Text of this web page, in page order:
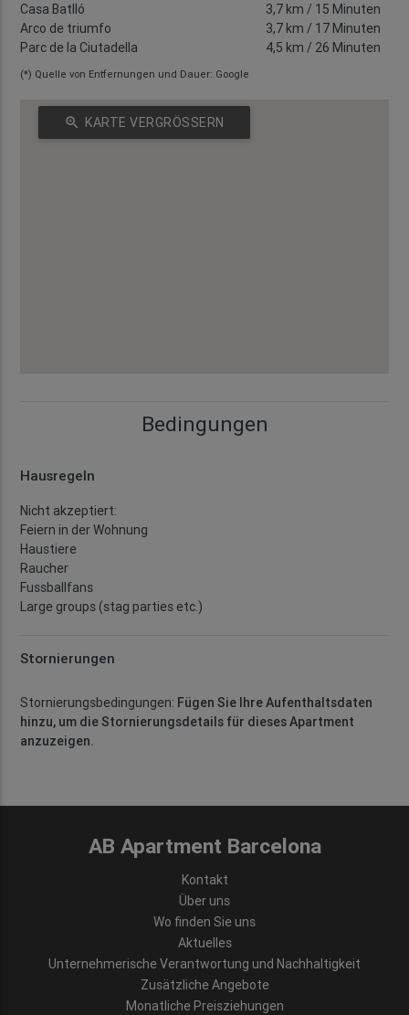
Casa Batlló
3,7 km / 15 Minuten
Arco de triumfo
3,7 km / 17 Minuten
Parc de la Ciutadella
4,5 km / 26 Minuten
(*) Quelle von Entfernungen und Dauer: Google
zoom_in KARTE VERGRÖSSERN
Bedingungen
Hausregeln
Nicht akzeptiert:
Feiern in der Wohnung
Haustiere
Raucher
Fussballfans
Large groups (stag parties etc.)
Stornierungen
Stornierungsbedingungen: Fügen Sie Ihre Aufenthaltsdaten
hinzu, um die Stornierungsdetails für dieses Apartment
anzuzeigen.
AB Apartment Barcelona
Kontakt
Über uns
Wo finden Sie uns
Aktuelles
Unternehmerische Verantwortung und Nachhaltigkeit
Zusätzliche Angebote
Monatliche Preisziehungen